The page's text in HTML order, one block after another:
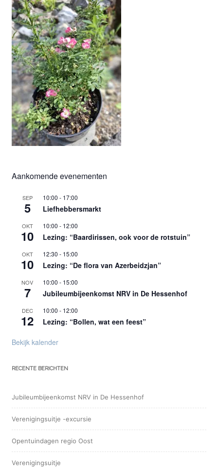
Aankomende evenementen
SEP
5
10:00 - 17:00
Liefhebbersmarkt
OKT
10
10:00 - 12:00
Lezing: “Baardirissen, ook voor de rotstuin”
OKT
10
12:30 - 15:00
Lezing: “De flora van Azerbeidzjan”
NOV
7
10:00 - 15:00
Jubileumbijeenkomst NRV in De Hessenhof
DEC
12
10:00 - 12:00
Lezing: “Bollen, wat een feest”
Bekijk kalender
RECENTE BERICHTEN
Jubileumbijeenkomst NRV in De Hessenhof
Verenigingsuitje -excursie
Opentuindagen regio Oost
Verenigingsuitje